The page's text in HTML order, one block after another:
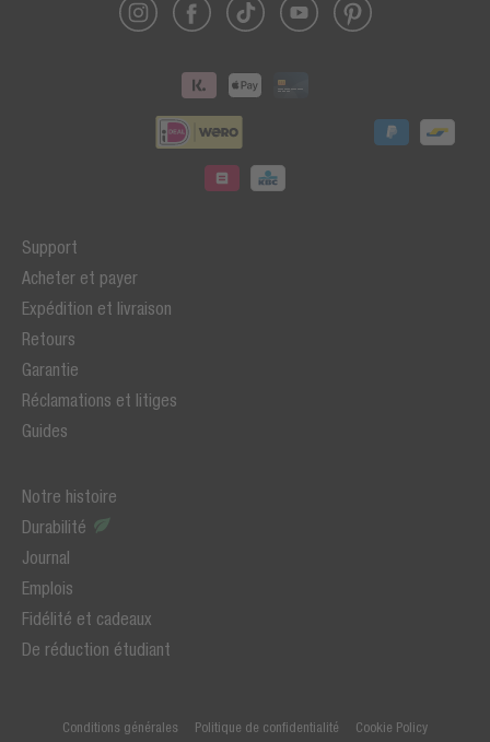
Support
Acheter et payer
Expédition et livraison
Retours
Garantie
Réclamations et litiges
Guides
Notre histoire
Durabilité
Journal
Emplois
Fidélité et cadeaux
De réduction étudiant
Conditions générales Politique de confidentialité Cookie Policy